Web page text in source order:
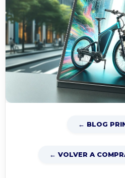
← BLOG
← VOLVER A